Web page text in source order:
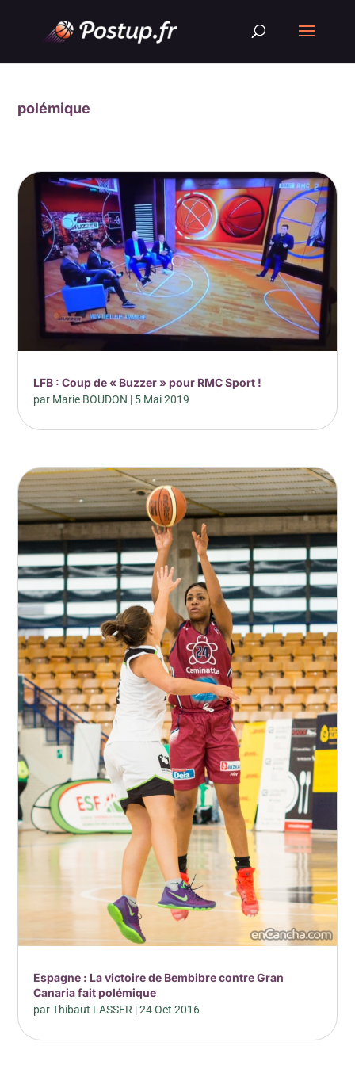
polémique
LFB : Coup de « Buzzer » pour RMC Sport !
par Marie BOUDON | 5 Mai 2019
Espagne : La victoire de Bembibre contre Gran
Canaria fait polémique
parThibaut LASSER |24 Oct 2016